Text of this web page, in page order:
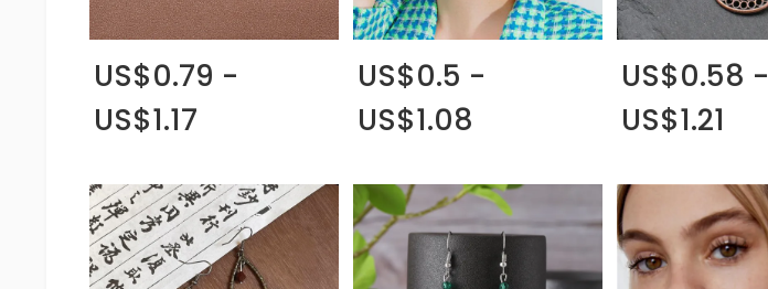
US$0.79 -
US$1.17
US$0.5 -
US$1.08
US$0.58 -
US$1.21